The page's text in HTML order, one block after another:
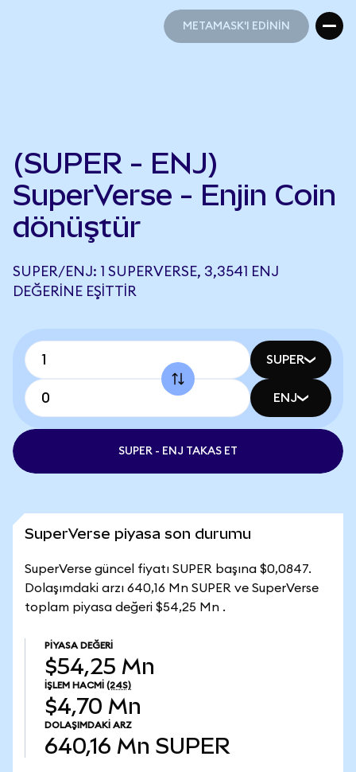
METAMASK'I EDİNİN
(SUPER - ENJ)
SuperVerse - Enjin Coin
dönüştür
SUPER/ENJ: 1 SUPERVERSE, 3,3541 ENJ
DEĞERINE EŞITTIR
SUPER
ENJ
SUPER - ENJ TAKAS ET
SuperVerse piyasa son durumu
SuperVerse güncel fiyatı SUPER başına $0,0847.
Dolaşımdaki arzı 640,16 Mn SUPER ve SuperVerse
toplam piyasa değeri $54,25 Mn .
PIYASA DEĞERI
$54,25 Mn
İŞLEM HACMI (24S)
$4,70 Mn
DOLAŞIMDAKI ARZ
640,16 Mn SUPER